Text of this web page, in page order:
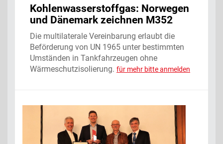
Kohlenwasserstoffgas: Norwegen
und Dänemark zeichnen M352
Die multilaterale Vereinbarung erlaubt die
Beförderung von UN 1965 unter bestimmten
Umständen in Tankfahrzeugen ohne
Wärmeschutzisolierung. für mehr bitte anmelden